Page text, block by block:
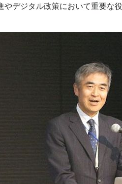
デジタル政策において重要な